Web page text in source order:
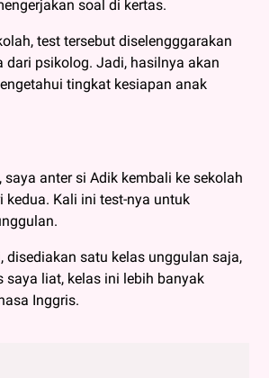
soal di kertas.
test tersebut diselengggarakan
dari psikolog. Jadi, hasilnya akan
tingkat kesiapan anak
saya anter si Adik kembali ke sekolah
kedua. Kali ini test-nya untuk
disediakan satu kelas unggulan saja,
saya liat, kelas ini lebih banyak
Inggris.